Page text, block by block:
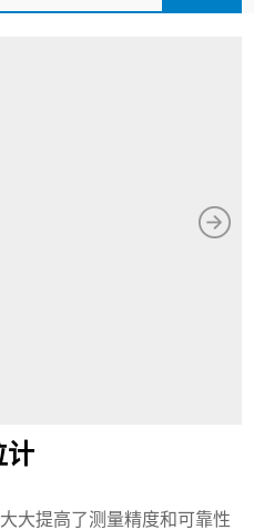
计
大提高了测量精度和可靠性